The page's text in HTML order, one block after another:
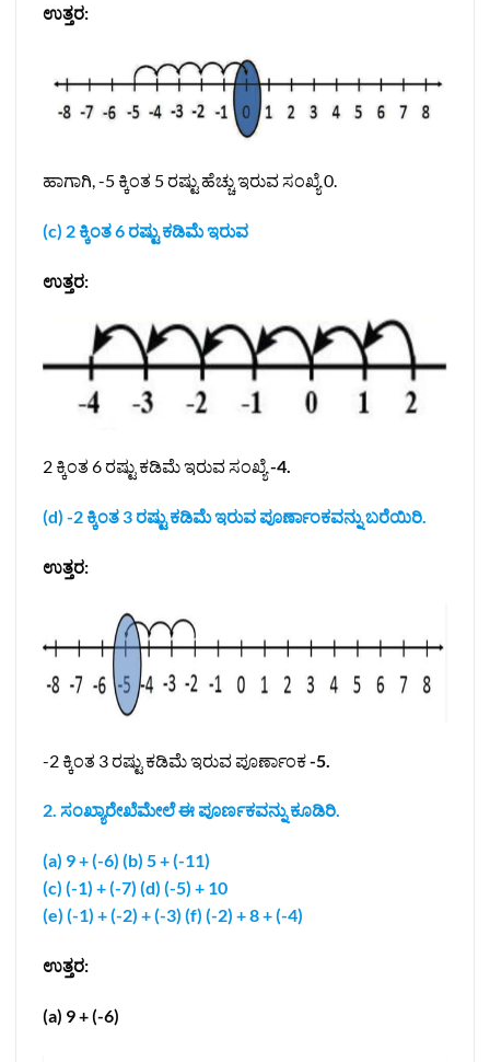
ಉತ್ತರ:
ಹಾಗಾಗಿ, -5 ಕ್ಕಿಂತ 5 ರಷ್ಟು ಹೆಚ್ಚು ಇರುವ ಸಂಖ್ಯೆ 0.
(c) 2 ಕ್ಕಿಂತ 6 ರಷ್ಟು ಕಡಿಮೆ ಇರುವ
ಉತ್ತರ:
2 ಕ್ಕಿಂತ 6 ರಷ್ಟು ಕಡಿಮೆ ಇರುವ ಸಂಖ್ಯೆ-4.
(d) -2 ಕ್ಕಿಂತ 3 ರಷ್ಟು ಕಡಿಮೆ ಇರುವ ಪೂರ್ಣಾಂಕವನ್ನು ಬರೆಯಿರಿ.
ಉತ್ತರ:
-2 ಕ್ಕಿಂತ 3 ರಷ್ಟು ಕಡಿಮೆ ಇರುವ ಪೂರ್ಣಾಂಕ-5.
2. ಸಂಖ್ಯಾರೇಖೆಮೇಲೆ ಈ ಪೂರ್ಣಕವನ್ನು ಕೂಡಿರಿ.
(a) 9 + (-6) (b) 5 + (-11)
(c) (-1) + (-7) (d) (-5) + 10
(e) (-1) + (-2) + (-3) (f) (-2) + 8 + (-4)
ಉತ್ತರ:
(a) 9 + (-6)